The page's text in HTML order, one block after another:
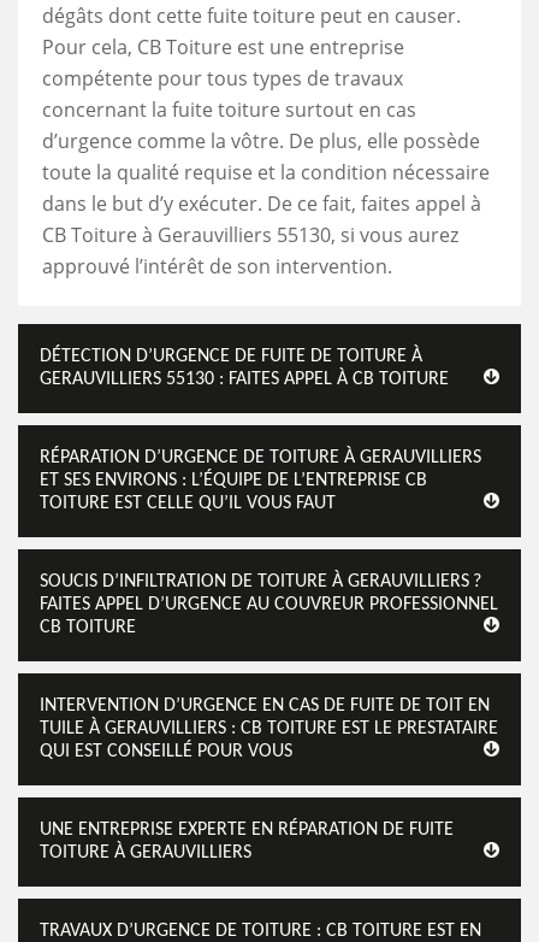
dégâts dont cette fuite toiture peut en causer.
Pour cela, CB Toiture est une entreprise
compétente pour tous types de travaux
concernant la fuite toiture surtout en cas
d’urgence comme la vôtre. De plus, elle possède
toute la qualité requise et la condition nécessaire
dans le but d’y exécuter. De ce fait, faites appel à
CB Toiture à Gerauvilliers 55130, si vous aurez
approuvé l’intérêt de son intervention.
DÉTECTION D’URGENCE DE FUITE DE TOITURE À
GERAUVILLIERS 55130 : FAITES APPEL À CB TOITURE
RÉPARATION D’URGENCE DE TOITURE À GERAUVILLIERS
ET SES ENVIRONS : L’ÉQUIPE DE L’ENTREPRISE CB
TOITURE EST CELLE QU’IL VOUS FAUT
SOUCIS D’INFILTRATION DE TOITURE À GERAUVILLIERS ?
FAITES APPEL D’URGENCE AU COUVREUR PROFESSIONNEL
CB TOITURE
INTERVENTION D’URGENCE EN CAS DE FUITE DE TOIT EN
TUILE À GERAUVILLIERS : CB TOITURE EST LE PRESTATAIRE
QUI EST CONSEILLÉ POUR VOUS
UNE ENTREPRISE EXPERTE EN RÉPARATION DE FUITE
TOITURE À GERAUVILLIERS
TRAVAUX D’URGENCE DE TOITURE : CB TOITURE EST EN